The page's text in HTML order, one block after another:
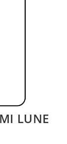
LUNE